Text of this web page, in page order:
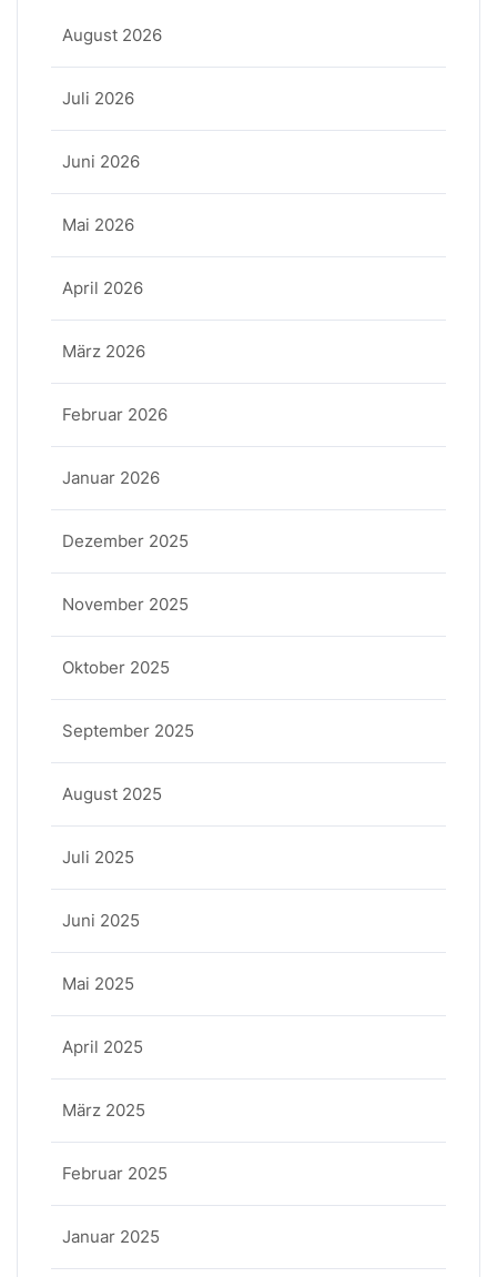
August 2026
Juli 2026
Juni 2026
Mai 2026
April 2026
März 2026
Februar 2026
Januar 2026
Dezember 2025
November 2025
Oktober 2025
September 2025
August 2025
Juli 2025
Juni 2025
Mai 2025
April 2025
März 2025
Februar 2025
Januar 2025